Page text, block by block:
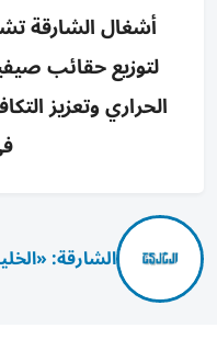
أشغال الشارقة
لتوزيع حقائب
الحراري وتعزيز
الشارقة: